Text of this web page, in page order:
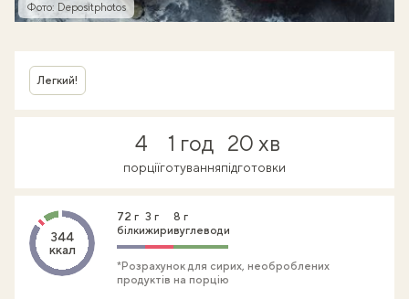
Фото: Depositphotos
Легкий!
4
порції
1 год
готування
20 хв
підготовки
344
ккал
72 г
білки
3 г
жири
8 г
вуглеводи
*Розрахунок для сирих, необроблених
продуктів на порцію